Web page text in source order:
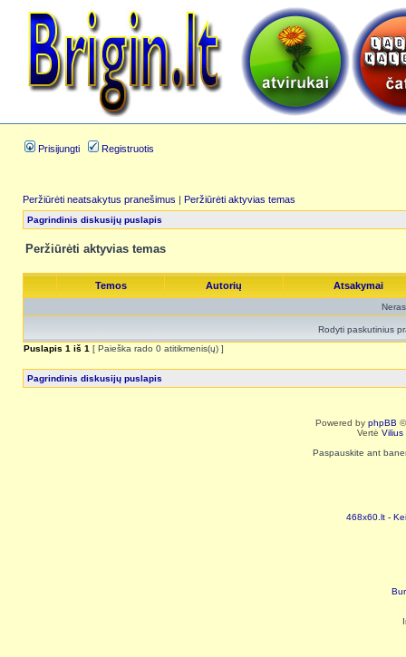
Prisijungti Registruotis
Peržiūrėti neatsakytus pranešimus | Peržiūrėti aktyvias temas
Pagrindinis diskusijų puslapis
Peržiūrėti aktyvias temas
Temos Autorių Atsakymai
Rodyti paskutinius
Puslapis 1 iš 1 [ Paieška rado 0 atitikmenis(ų) ]
Pagrindinis diskusijų puslapis
Powered by phpBB
Vertė Vilius
Paspauskite ant
468x60.lt -